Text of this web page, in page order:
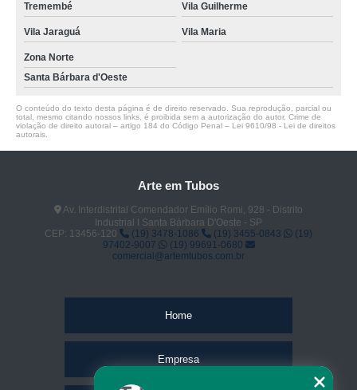
Tremembé Vila Guilherme
Vila Jaraguá Vila Maria
Zona Norte
Santa Bárbara d'Oeste
O conteúdo do texto desta página é de direito reservado. Sua reprodução, parcial ou
total, mesmo citando nossos links, é proibida sem a autorização do autor. Crime de
violação de direito autoral – artigo 184 do Código Penal – Lei 9610/98 - Lei de direitos
autorais
Arte em Tubos
Av. Interdistrital Comendador Emílio Romi, 928 - Distrito
Industrial I Santa Bárbara D'Oeste - SP
CEP: 13456-120
(19) 3478-1086 (19) 3455-0843
(19)
97402-9007
(19) 99691-0680
comercial@artemtubos.com.br
Home
Empresa